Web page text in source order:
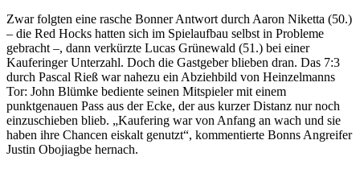
Zwar folgten eine rasche Bonner Antwort durch Aaron Niketta (50.)
– die Red Hocks hatten sich im Spielaufbau selbst in Probleme
gebracht –, dann verkürzte Lucas Grünewald (51.) bei einer
Kauferinger Unterzahl. Doch die Gastgeber blieben dran. Das 7:3
durch Pascal Rieß war nahezu ein Abziehbild von Heinzelmanns
Tor: John Blümke bediente seinen Mitspieler mit einem
punktgenauen Pass aus der Ecke, der aus kurzer Distanz nur noch
einzuschieben blieb. „Kaufering war von Anfang an wach und sie
haben ihre Chancen eiskalt genutzt“, kommentierte Bonns Angreifer
Justin Obojiagbe hernach.